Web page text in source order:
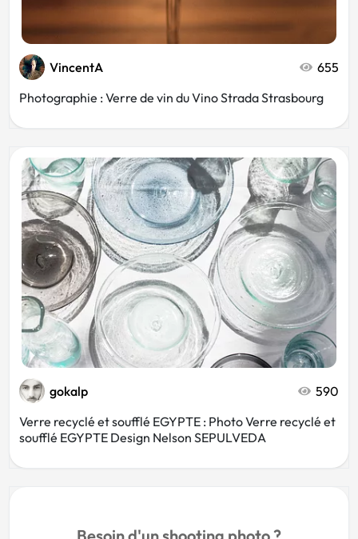
VincentA
655
Photographie : Verre de vin du Vino Strada Strasbourg
gokalp
590
Verre recyclé et soufflé EGYPTE : Photo Verre recyclé et
soufflé EGYPTE Design Nelson SEPULVEDA